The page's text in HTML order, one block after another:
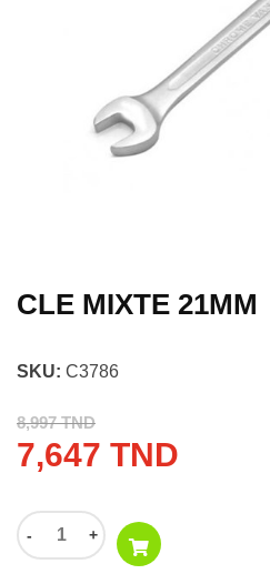
CLE MIXTE 21MM
SKU: C3786
8,997 TND
7,647 TND
- +